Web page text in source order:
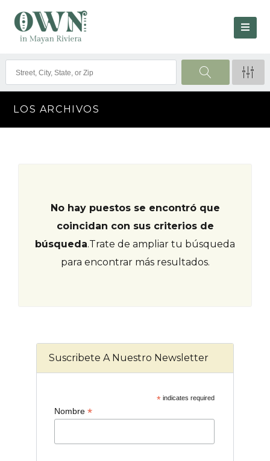
LOS ARCHIVOS
No hay puestos se encontró que
coincidan con sus criterios de
búsqueda.Trate de ampliar tu búsqueda
para encontrar más resultados.
Suscribete A Nuestro Newsletter
*indicates required
Nombre *